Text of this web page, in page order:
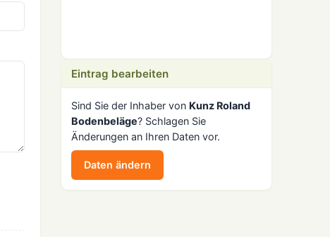
Eintrag bearbeiten
Sind Sie der Inhaber von Kunz Roland
Bodenbeläge? Schlagen Sie
Änderungen an Ihren Daten vor.
Daten ändern